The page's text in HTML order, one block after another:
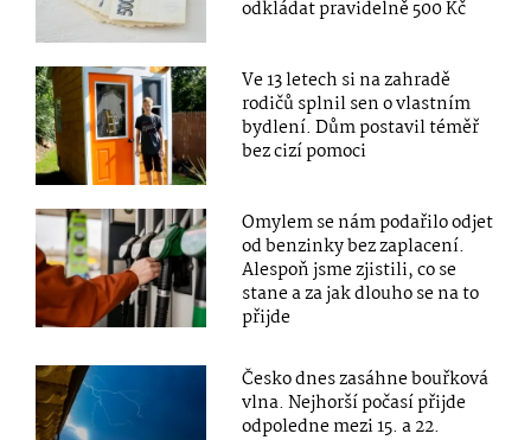
odkládat pravidelně 500 Kč
Ve 13 letech si na zahradě
rodičů splnil sen o vlastním
bydlení. Dům postavil téměř
bez cizí pomoci
Omylem se nám podařilo odjet
od benzinky bez zaplacení.
Alespoň jsme zjistili, co se
stane a za jak dlouho se na to
přijde
Česko dnes zasáhne bouřková
vlna. Nejhorší počasí přijde
odpoledne mezi 15. a 22.